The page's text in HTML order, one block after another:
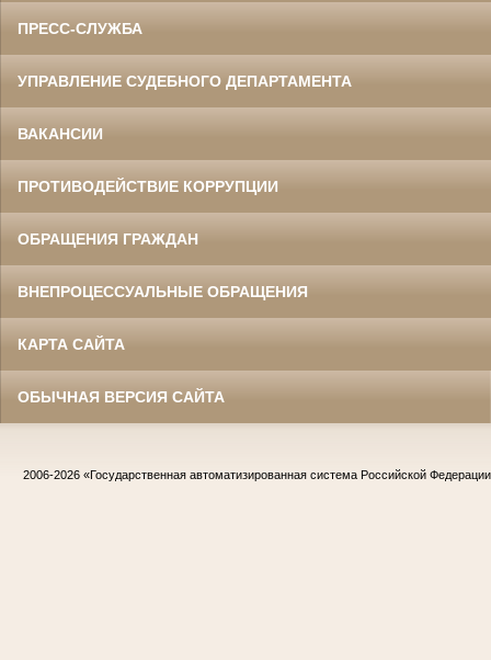
ПРЕСС-СЛУЖБА
УПРАВЛЕНИЕ СУДЕБНОГО ДЕПАРТАМЕНТА
ВАКАНСИИ
ПРОТИВОДЕЙСТВИЕ КОРРУПЦИИ
ОБРАЩЕНИЯ ГРАЖДАН
ВНЕПРОЦЕССУАЛЬНЫЕ ОБРАЩЕНИЯ
КАРТА САЙТА
ОБЫЧНАЯ ВЕРСИЯ САЙТА
2006-2026 «Государственная автоматизированная система Российской